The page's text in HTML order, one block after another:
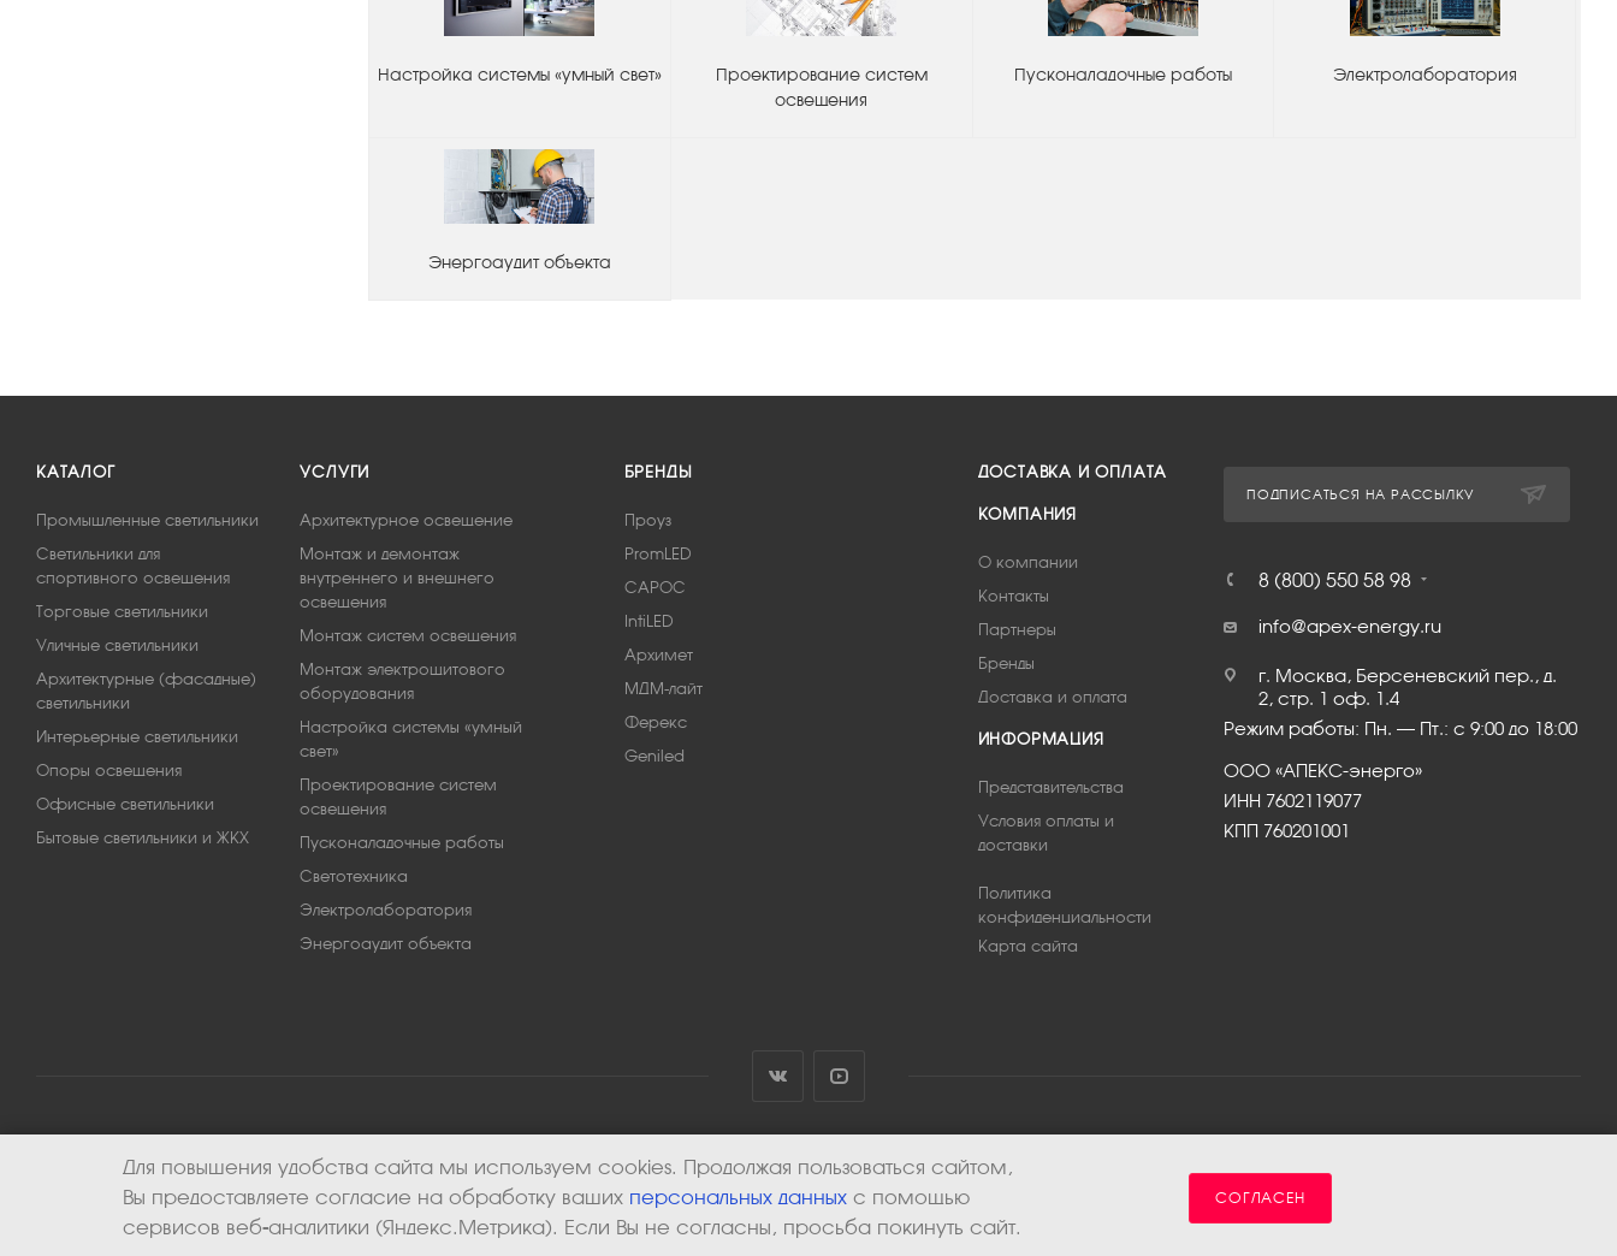
Настройка системы «умный свет»
Проектирование систем
освещения
Пусконаладочные работы Электролаборатория
Энергоаудит объекта
КАТАЛОГ
Промышленные светильники
Светильники для
спортивного освещения
Торговые светильники
Уличные светильники
Архитектурные (фасадные)
светильники
Интерьерные светильники
Опоры освещения
Офисные светильники
Бытовые светильники и ЖКХ
УСЛУГИ
Архитектурное освещение
Монтаж и демонтаж
внутреннего и внешнего
освещения
Монтаж систем освещения
Монтаж электрощитового
оборудования
Настройка системы «умный
свет»
Проектирование систем
освещения
Пусконаладочные работы
Светотехника
Электролаборатория
Энергоаудит объекта
БРЕНДЫ
Проуз
PromLED
САРОС
IntiLED
Архимет
МДМ-лайт
Ферекс
Geniled
ДОСТАВКА И ОПЛАТА
КОМПАНИЯ
О компании
Контакты
Партнеры
Бренды
Доставка и оплата
ИНФОРМАЦИЯ
Представительства
Условия оплаты и
доставки
Политика
конфиденциальности
Карта сайта
ПОДПИСАТЬСЯ НА РАССЫЛКУ
8 (800) 550 58 98
info@apex-energy.ru
г. Москва, Берсеневский пер., д.
2, стр. 1 оф. 1.4
Режим работы: Пн. – Пт.: с 9:00 до 18:00
ООО «АПЕКС-энерго»
ИНН 7602119077
КПП 760201001
2026 © ООО «Апекс-энерго». Все права защищены.
Для повышения удобства сайта мы используем cookies. Продолжая пользоваться сайтом,
Вы предоставляете согласие на обработку ваших персональных данных с помощью
сервисов веб-аналитики (Яндекс.Метрика). Если Вы не согласны, просьба покинуть сайт.
СОГЛАСЕН